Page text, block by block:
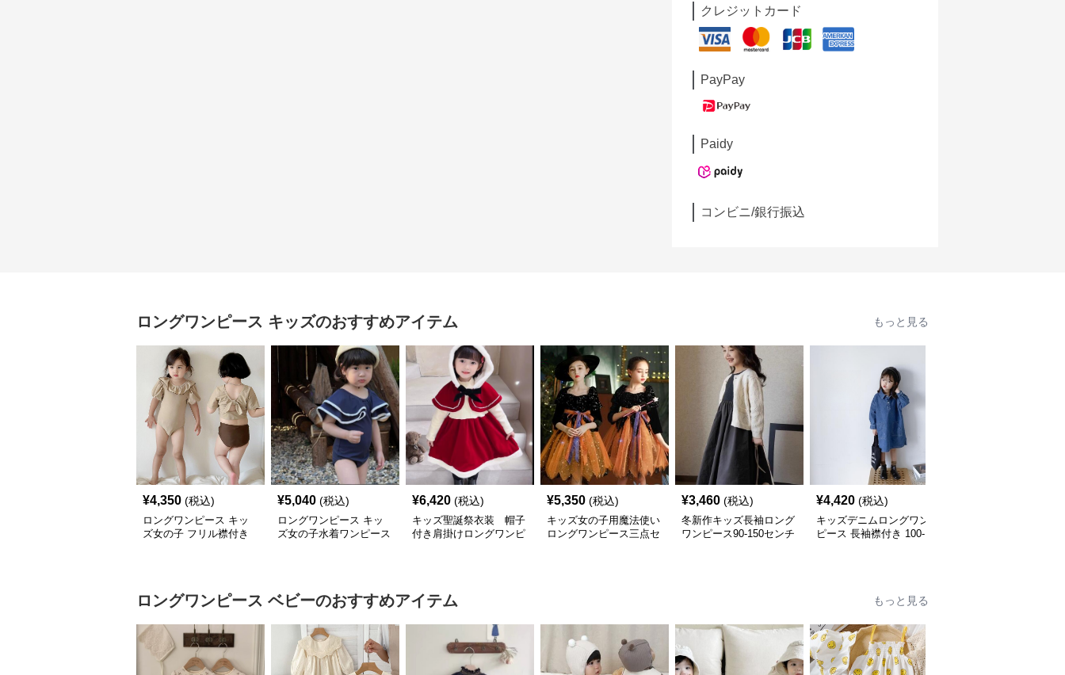
クレジットカード
PayPay
Paidy
コンビニ/銀行振込
ロングワンピース キッズのおすすめアイテム もっと見る
¥4,350 (税込)
ロングワンピース キッ
ズ女の子 フリル襟付き
¥5,040 (税込)
ロングワンピース キッ
ズ女の子水着ワンピース
¥6,420 (税込)
キッズ聖誕祭衣装 帽子
付き肩掛けロングワンピ
¥5,350 (税込)
キッズ女の子用魔法使い
ロングワンピース三点セ
¥3,460 (税込)
冬新作キッズ長袖ロング
ワンピース90-150センチ
¥4,420 (税込)
キッズデニムロングワン
ピース 長袖襟付き 100-
ロングワンピース ベビーのおすすめアイテム もっと見る